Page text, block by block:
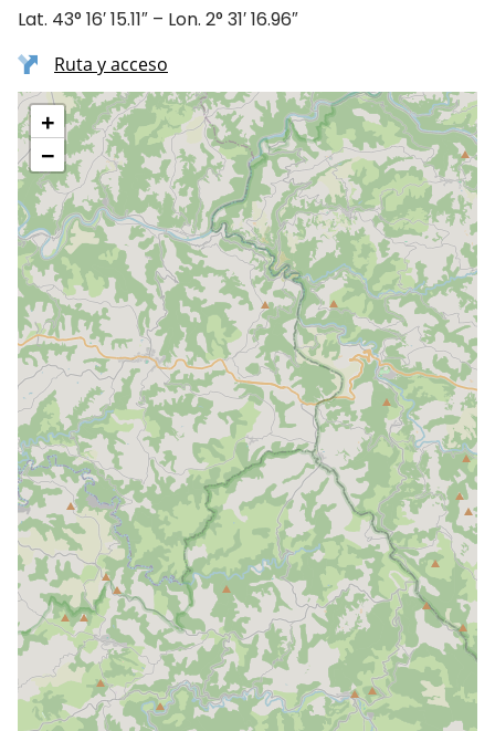
Lat. 43° 16′ 15.11″ – Lon. 2° 31′ 16.96″
Ruta y acceso
+
−